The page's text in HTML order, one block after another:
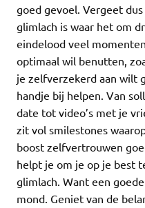
goed gevoel. Vergeet dus
glimlach is waar het om
eindelood veel
optimaal wil benutten,
je zelfverzekerd aan wilt
handje bij helpen. Van
date tot video’s met je
zit vol smilestones
boost zelfvertrouwen
helpt je om je op je best
glimlach. Want een
mond. Geniet van de